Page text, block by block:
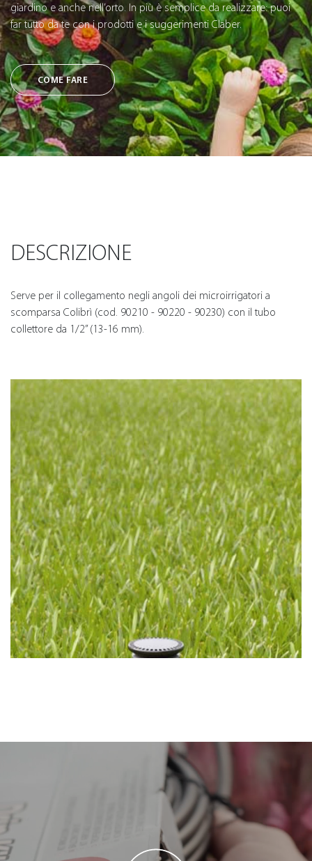
giardino e anche nell’orto. In più è semplice da realizzare: puoi
far tutto da te con i prodotti e i suggerimenti Claber.
COME FARE
DESCRIZIONE
Serve per il collegamento negli angoli dei microirrigatori a
scomparsa Colibrì (cod. 90210 - 90220 - 90230) con il tubo
collettore da 1/2” (13-16 mm).